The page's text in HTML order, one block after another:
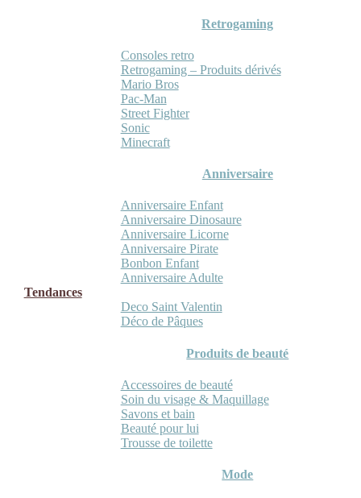
Retrogaming
Consoles retro
Retrogaming – Produits dérivés
Mario Bros
Pac-Man
Street Fighter
Sonic
Minecraft
Anniversaire
Anniversaire Enfant
Anniversaire Dinosaure
Anniversaire Licorne
Anniversaire Pirate
Bonbon Enfant
Anniversaire Adulte
Tendances
Deco Saint Valentin
Déco de Pâques
Produits de beauté
Accessoires de beauté
Soin du visage & Maquillage
Savons et bain
Beauté pour lui
Trousse de toilette
Mode